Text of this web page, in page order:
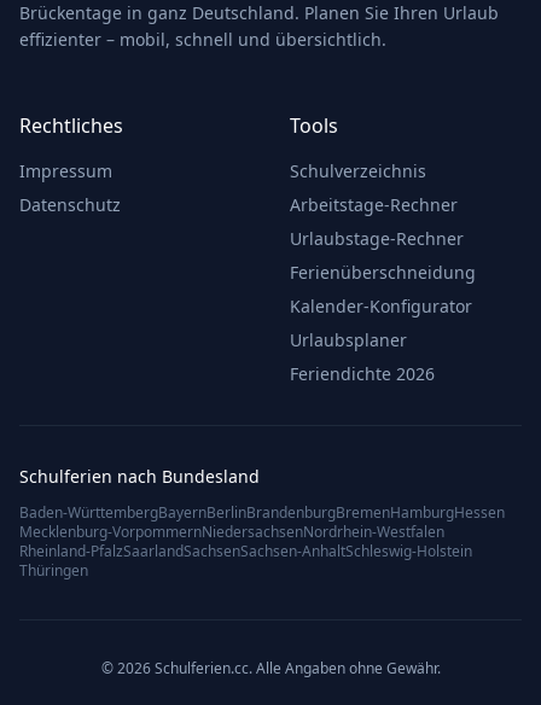
Brückentage in ganz Deutschland. Planen Sie Ihren Urlaub
effizienter – mobil, schnell und übersichtlich.
Rechtliches
Impressum
Datenschutz
Tools
Schulverzeichnis
Arbeitstage-Rechner
Urlaubstage-Rechner
Ferienüberschneidung
Kalender-Konfigurator
Urlaubsplaner
Feriendichte 2026
Schulferien nach Bundesland
Baden-WürttembergBayernBerlinBrandenburgBremenHamburgHessen
Mecklenburg-VorpommernNiedersachsenNordrhein-Westfalen
Rheinland-PfalzSaarlandSachsenSachsen-AnhaltSchleswig-Holstein
Thüringen
© 2026 Schulferien.cc. Alle Angaben ohne Gewähr.